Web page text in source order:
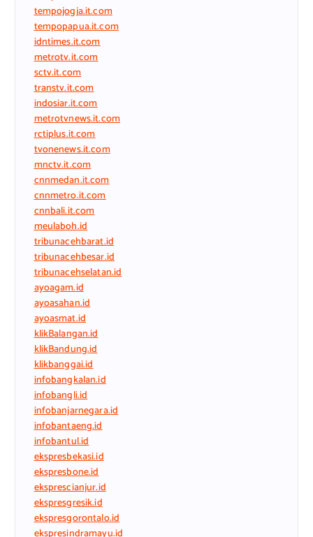
tempojogja.it.com
tempopapua.it.com
idntimes.it.com
metrotv.it.com
sctv.it.com
transtv.it.com
indosiar.it.com
metrotvnews.it.com
rctiplus.it.com
tvonenews.it.com
mnctv.it.com
cnnmedan.it.com
cnnmetro.it.com
cnnbali.it.com
meulaboh.id
tribunacehbarat.id
tribunacehbesar.id
tribunacehselatan.id
ayoagam.id
ayoasahan.id
ayoasmat.id
klikBalangan.id
klikBandung.id
klikbanggai.id
infobangkalan.id
infobangli.id
infobanjarnegara.id
infobantaeng.id
infobantul.id
ekspresbekasi.id
ekspresbone.id
eksprescianjur.id
ekspresgresik.id
ekspresgorontalo.id
ekspresindramayu.id